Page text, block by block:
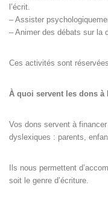
l’écrit.
– Assister
– Animer des débats sur la
Ces activités sont
À quoi servent les dons à
Vos dons servent à
dyslexiques : parents,
Ils nous permettent
soit le genre d’écriture.